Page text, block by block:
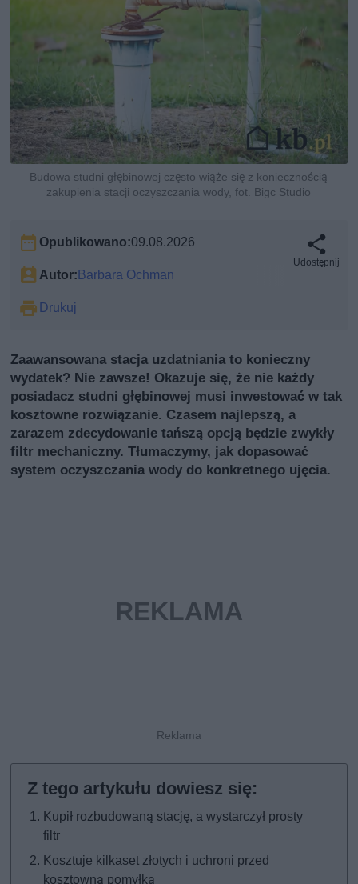
Budowa studni głębinowej często wiąże się z koniecznością
zakupienia stacji oczyszczania wody, fot. Bigc Studio
Opublikowano:09.08.2026
Autor:Barbara Ochman
Drukuj
Udostępnij
Zaawansowana stacja uzdatniania to konieczny
wydatek? Nie zawsze! Okazuje się, że nie każdy
posiadacz studni głębinowej musi inwestować w tak
kosztowne rozwiązanie. Czasem najlepszą, a
zarazem zdecydowanie tańszą opcją będzie zwykły
filtr mechaniczny. Tłumaczymy, jak dopasować
system oczyszczania wody do konkretnego ujęcia.
Kupił rozbudowaną stację, a wystarczył prosty
filtr
Kosztuje kilkaset złotych i uchroni przed
kosztowną pomyłką